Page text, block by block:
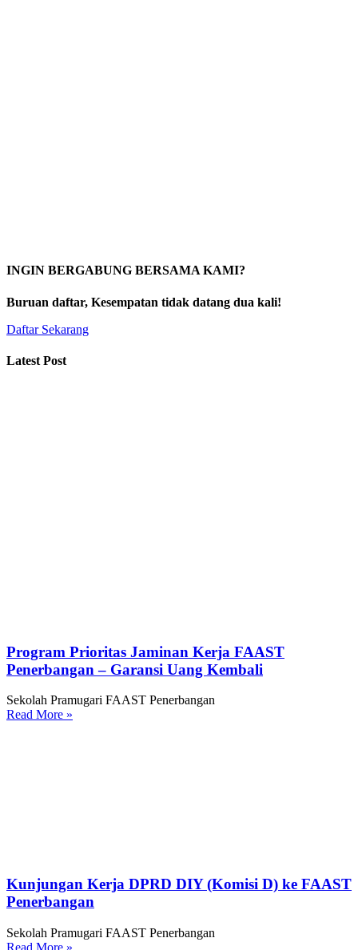
INGIN BERGABUNG BERSAMA KAMI?
Buruan daftar, Kesempatan tidak datang dua kali!
Daftar Sekarang
Latest Post
Program Prioritas Jaminan Kerja FAAST
Penerbangan – Garansi Uang Kembali
Sekolah Pramugari FAAST Penerbangan
Read More »
Kunjungan Kerja DPRD DIY (Komisi D) ke FAAST
Penerbangan
Sekolah Pramugari FAAST Penerbangan
Read More »